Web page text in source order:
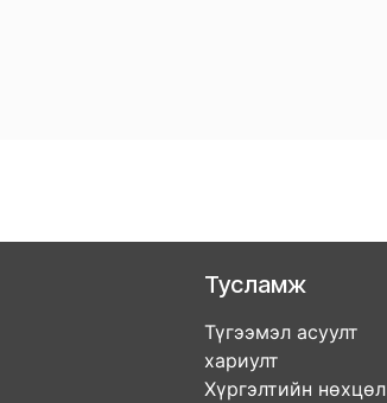
Тусламж
Түгээмэл асуулт
хариулт
Хүргэлтийн нөхцөл